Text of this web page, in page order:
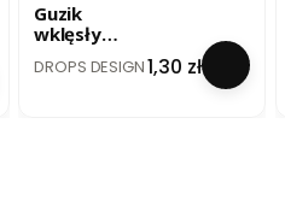
Guzik
wklęsły
mm / no. 522
PRODUCENT
DROPS DESIGNCena
1,30 zł